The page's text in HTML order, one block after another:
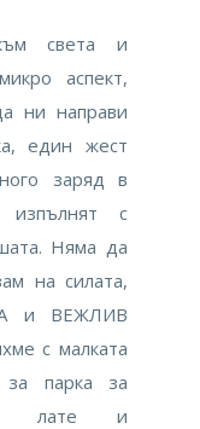
света и
аспект,
ни направи
един жест
заряд в
с
Няма да
на силата,
и ВЕЖЛИВ
с малката
парка за
лате и